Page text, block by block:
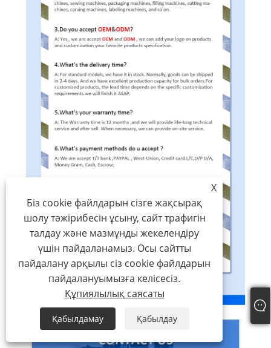
X
Біз cookie файлдарын сізге жақсырақ
шолу тәжірибесін ұсыну, сайт трафигін
талдау және мазмұнды жекелендіру
үшін пайдаланамыз. Осы сайтты
пайдалану арқылы сіз cookie файлдарын
пайдалануымызға келісесіз.
Құпиялылық саясаты
Қабылдамау Қабылдау